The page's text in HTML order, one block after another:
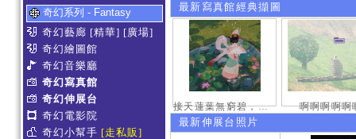
奇幻系列 - Fantasy
奇幻藝廊 [精華] [廣場]
奇幻繪圖館
奇幻音樂廳
奇幻寫真館
奇幻伸展台
奇幻電影院
奇幻小幫手 [走私販]
最新寫真館經典擷圖
接天蓮葉無窮碧，映日荷花別樣紅。 啊啊啊啊啊
最新伸展台照片